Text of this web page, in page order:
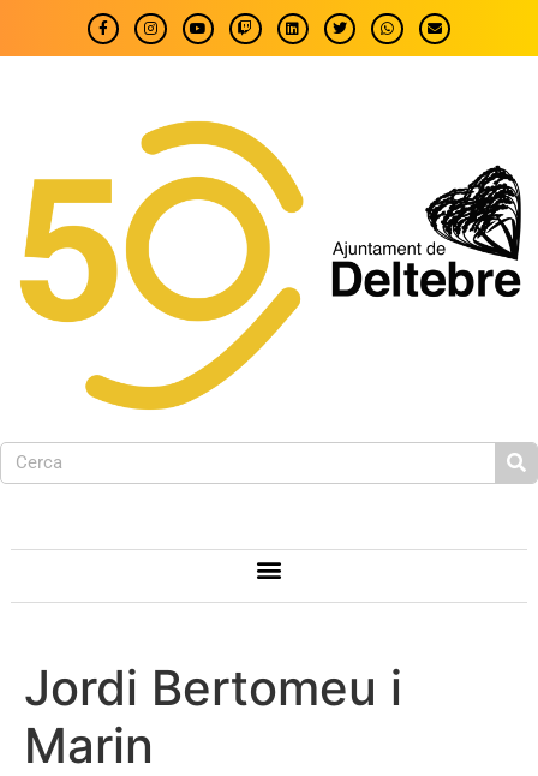
Jordi Bertomeu i
Marin